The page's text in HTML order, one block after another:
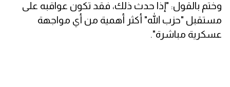
وختم بالقول: "إذا حدث ذلك، فقد تكون عواقبه على
مستقبل "حزب الله" أكثر أهمية من أي مواجهة
عسكرية مباشرة".